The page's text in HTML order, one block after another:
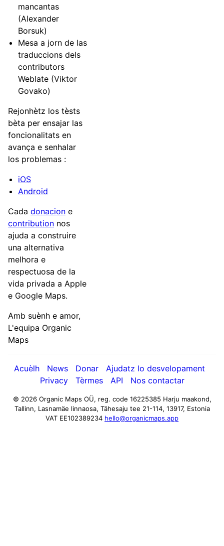
mancantas
(Alexander
Borsuk)
Mesa a jorn de las
traduccions dels
contributors
Weblate (Viktor
Govako)
Rejonhètz los tèsts
bèta per ensajar las
foncionalitats en
avança e senhalar
los problemas :
iOS
Android
Cada donacion e
contribution nos
ajuda a construire
una alternativa
melhora e
respectuosa de la
vida privada a Apple
e Google Maps.
Amb suènh e amor,
L'equipa Organic
Maps
Acuèlh News Donar
Ajudatz lo desvelopament
Privacy
Tèrmes API Nos contactar
© 2026 Organic Maps OÜ, reg. code 16225385 Harju maakond,
Tallinn, Lasnamäe linnaosa, Tähesaju tee 21-114, 13917, Estonia
VAT EE102389234 hello@organicmaps.app